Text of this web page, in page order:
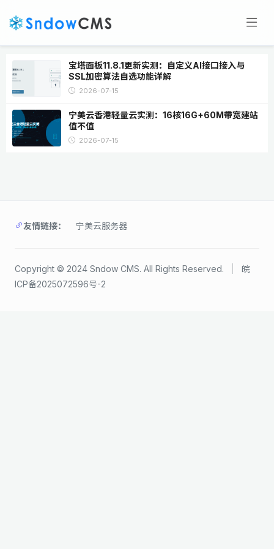
宝塔面板11.8.1更新实测：自定义AI接口接入与
SSL加密算法自选功能详解
2026-07-15
宁美云香港轻量云实测：16核16G+60M带宽建站
值不值
2026-07-15
友情链接： 宁美云服务器
Copyright © 2024 Sndow CMS. All Rights Reserved.
皖
ICP备2025072596号-2